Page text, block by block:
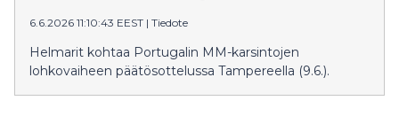
6.6.2026 11:10:43 EEST | Tiedote
Helmarit kohtaa Portugalin MM-karsintojen
lohkovaiheen päätösottelussa Tampereella (9.6.).